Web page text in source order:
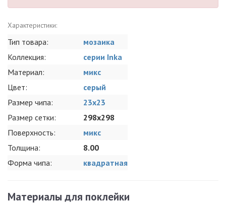
Характеристики:
Тип товара:
мозаика
Коллекция:
серии Inka
Материал:
микс
Цвет:
серый
Размер чипа:
23x23
Размер сетки:
298x298
Поверхность:
микс
Толщина:
8.00
Форма чипа:
квадратная
Материалы для поклейки